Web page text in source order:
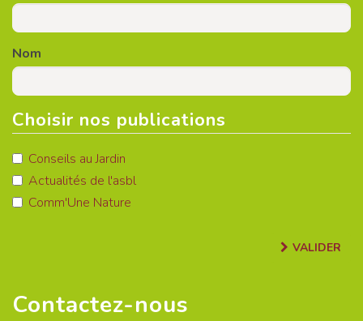
Nom
Choisir nos publications
Conseils au Jardin
Actualités de l'asbl
Comm'Une Nature
VALIDER
Contactez-nous